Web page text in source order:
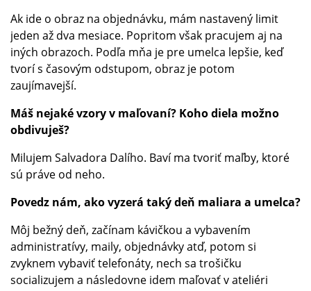
Ak ide o obraz na objednávku, mám nastavený limit
jeden až dva mesiace. Popritom však pracujem aj na
iných obrazoch. Podľa mňa je pre umelca lepšie, keď
tvorí s časovým odstupom, obraz je potom
zaujímavejší.
Máš nejaké vzory v maľovaní? Koho diela možno
obdivuješ?
Milujem Salvadora Dalího. Baví ma tvoriť maľby, ktoré
sú práve od neho.
Povedz nám, ako vyzerá taký deň maliara a umelca?
Môj bežný deň, začínam kávičkou a vybavením
administratívy, maily, objednávky atď, potom si
zvyknem vybaviť telefonáty, nech sa trošičku
socializujem a následovne idem maľovať v ateliéri